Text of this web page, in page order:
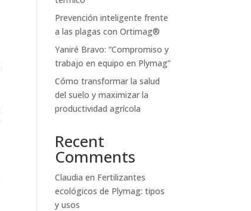
Prevención inteligente frente
a las plagas con Ortimag®
Yaniré Bravo: “Compromiso y
trabajo en equipo en Plymag”
Cómo transformar la salud
del suelo y maximizar la
productividad agrícola
Recent
Comments
Claudia en Fertilizantes
ecológicos de Plymag: tipos
y usos